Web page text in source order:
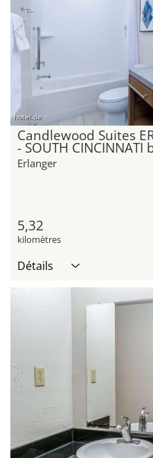
hotel.de
Candlewood Suites
- SOUTH CINCINNATI
Erlanger
5,32
kilomètres
Détails